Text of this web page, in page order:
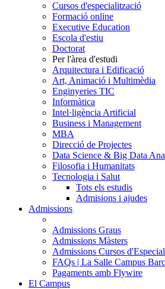
Cursos d'especialització
Formació online
Executive Education
Escola d'estiu
Doctorat
Per l'àrea d'estudi
Arquitectura i Edificació
Art, Animació i Multimèdia
Enginyeries TIC
Informàtica
Intel·ligència Artificial
Business i Management
MBA
Direcció de Projectes
Data Science & Big Data
Filosofia i Humanitats
Tecnologia i Salut
Tots els estudis
Admisions i ajudes
Admissions
Admissions Graus
Admissions Màsters
Admissions Cursos
FAQs | La Salle Campus
Pagaments amb Flywire
El Campus